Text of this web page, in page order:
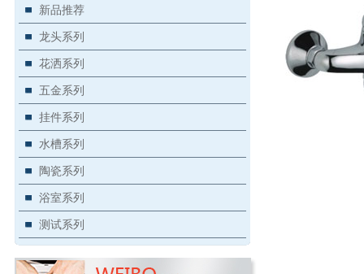
新品推荐
龙头系列
花洒系列
五金系列
挂件系列
水槽系列
陶瓷系列
浴室系列
测试系列